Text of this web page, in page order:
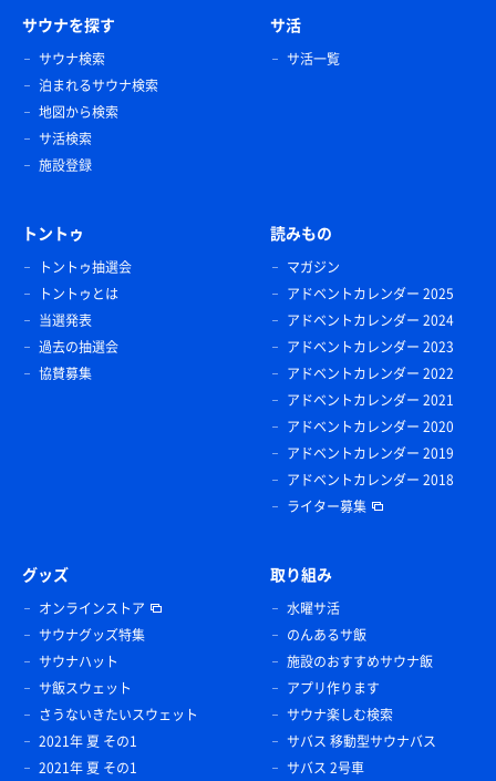
サウナを探す
サウナ検索
泊まれるサウナ検索
地図から検索
サ活検索
施設登録
サ活
サ活一覧
トントゥ
トントゥ抽選会
トントゥとは
当選発表
過去の抽選会
協賛募集
読みもの
マガジン
アドベントカレンダー 2025
アドベントカレンダー 2024
アドベントカレンダー 2023
アドベントカレンダー 2022
アドベントカレンダー 2021
アドベントカレンダー 2020
アドベントカレンダー 2019
アドベントカレンダー 2018
ライター募集
グッズ
オンラインストア
サウナグッズ特集
サウナハット
サ飯スウェット
さうないきたいスウェット
2021年 夏 その1
2021年 夏 その1
取り組み
水曜サ活
のんあるサ飯
施設のおすすめサウナ飯
アプリ作ります
サウナ楽しむ検索
サバス 移動型サウナバス
サバス 2号車